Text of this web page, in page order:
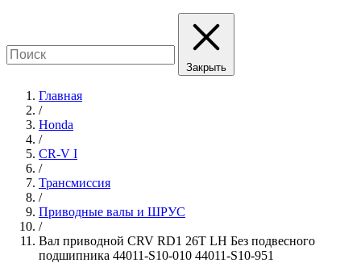
Закрыть
Главная
/
Honda
/
CR-V I
/
Трансмиссия
/
Приводные валы и ШРУС
/
Вал приводной CRV RD1 26T LH Без подвесного
подшипника 44011-S10-010 44011-S10-951